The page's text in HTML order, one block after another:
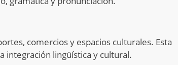
comercios y espacios culturales. Esta
integración lingüística y cultural.